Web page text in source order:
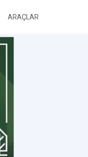
ARAÇLAR